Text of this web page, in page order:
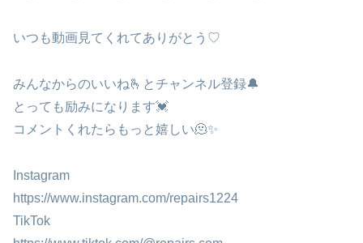
いつも動画見てくれてありがとう♡
みんなからのいいね🫰とチャンネル登録🔔
とっても励みになります💓
コメントくれたらもっと嬉しい🫠✨
Instagram
https://www.instagram.com/repairs1224
TikTok